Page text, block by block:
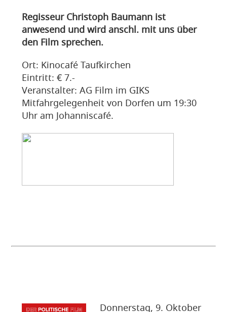
Regisseur Christoph Baumann ist
anwesend und wird anschl. mit uns über
den Film sprechen.
Ort: Kinocafé Taufkirchen
Eintritt: € 7.-
Veranstalter: AG Film im GIKS
Mitfahrgelegenheit von Dorfen um 19:30
Uhr am Johanniscafé.
Donnerstag, 9. Oktober